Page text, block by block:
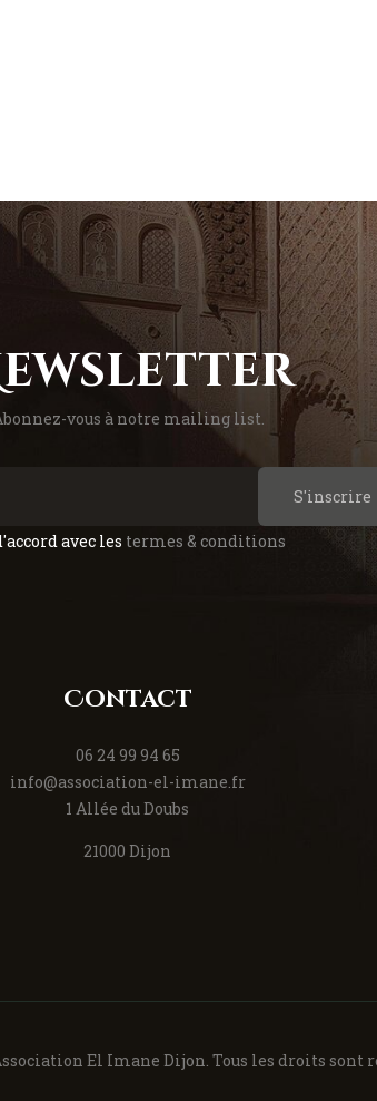
vous à notre mailing list.
S'inscrire
avec les termes & conditions
Contact
06 24 99 94 65
info@association-el-imane.fr
1 Allée du Doubs
21000 Dijon
El Imane Dijon. Tous les droits sont